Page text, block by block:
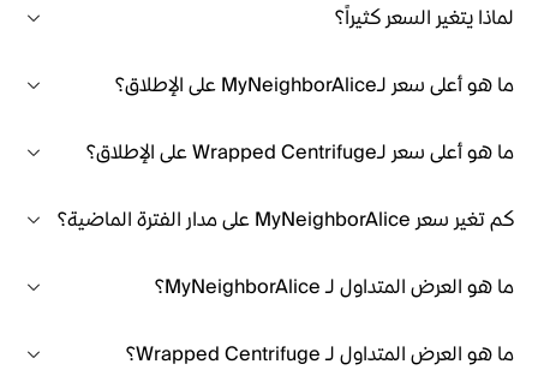
لماذا يتغير السعر كثيراً؟
ما هو أعلى سعر لـMyNeighborAlice على الإطلاق؟
ما هو أعلى سعر لـWrapped Centrifuge على الإطلاق؟
كم تغير سعر MyNeighborAlice على مدار الفترة الماضية؟
ما هو العرض المتداول لـ MyNeighborAlice؟
ما هو العرض المتداول لـ Wrapped Centrifuge؟